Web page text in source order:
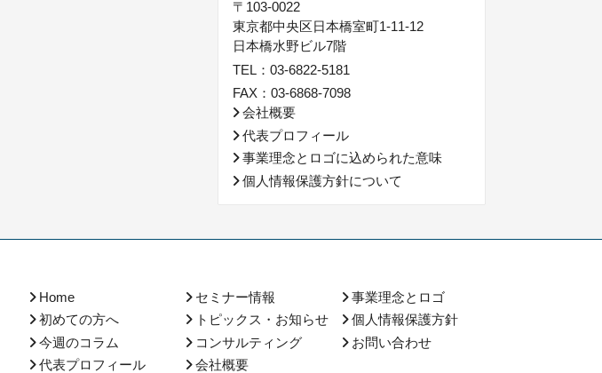
〒103-0022
東京都中央区日本橋室町1-11-12
日本橋水野ビル7階
TEL：03-6822-5181
FAX：03-6868-7098
会社概要
代表プロフィール
事業理念とロゴに込められた意味
個人情報保護方針について
Home
初めての方へ
今週のコラム
代表プロフィール
セミナー情報
トピックス・お知らせ
コンサルティング
会社概要
事業理念とロゴ
個人情報保護方針
お問い合わせ